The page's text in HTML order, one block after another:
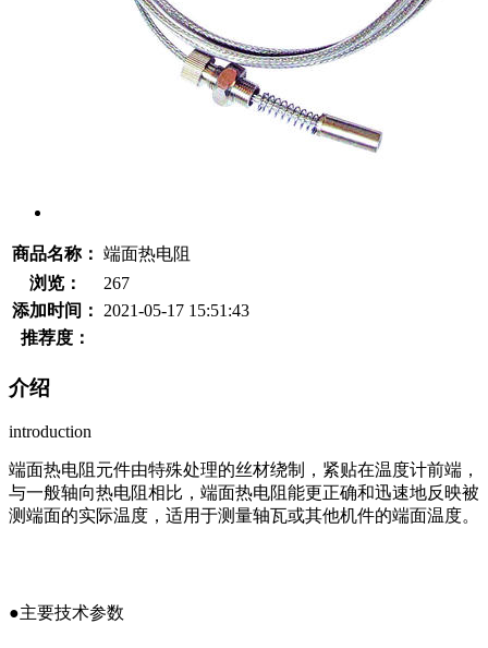
商品名称： 端面热电阻
浏览：
267
添加时间：
2021-05-17 15:51:43
推荐度：
介绍
introduction
端面热电阻元件由特殊处理的丝材绕制，紧贴在温度计前端，
与一般轴向热电阻相比，端面热电阻能更正确和迅速地反映被
测端面的实际温度，适用于测量轴瓦或其他机件的端面温度。
●主要技术参数